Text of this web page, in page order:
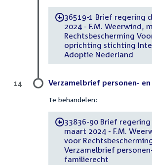
-36519-1 Brief regering
2024 - F.M. Weerwind,
Rechtsbescherming
oprichting stichting
Adoptie Nederland
Verzamelbrief personen-
Te behandelen:
-33836-90 Brief regering
maart 2024 - F.M.
voor
Verzamelbrief
familierecht
14